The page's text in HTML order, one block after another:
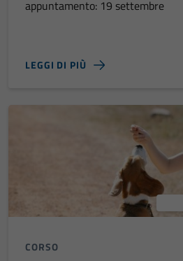
appuntamento: 19 settembre
LEGGI DI PIÙ
CORSO